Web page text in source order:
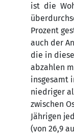
ist die
Prozent
auch der
die in
abzahlen
insgesamt
niedriger
zwischen
Jährigen
(von 26,9